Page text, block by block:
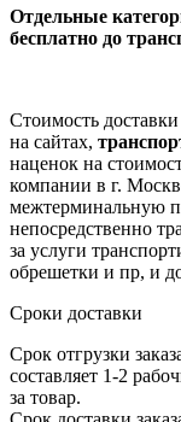
Отдельные
бесплатно до
Стоимость
на сайтах,
наценок на
компании в г.
межтерминальную
непосредственно
за услуги
обрешетки и пр, и
Сроки доставки
Срок отгрузки
составляет 1-2
за товар.